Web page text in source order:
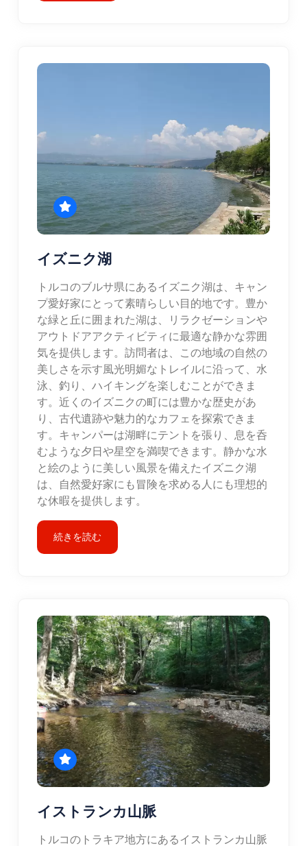
イズニク湖
トルコのブルサ県にあるイズニク湖は、キャン
プ愛好家にとって素晴らしい目的地です。豊か
な緑と丘に囲まれた湖は、リラクゼーションや
アウトドアアクティビティに最適な静かな雰囲
気を提供します。訪問者は、この地域の自然の
美しさを示す風光明媚なトレイルに沿って、水
泳、釣り、ハイキングを楽しむことができま
す。近くのイズニクの町には豊かな歴史があ
り、古代遺跡や魅力的なカフェを探索できま
す。キャンパーは湖畔にテントを張り、息を呑
むような夕日や星空を満喫できます。静かな水
と絵のように美しい風景を備えたイズニク湖
は、自然愛好家にも冒険を求める人にも理想的
な休暇を提供します。
続きを読む
イストランカ山脈
トルコのトラキア地方にあるイストランカ山脈